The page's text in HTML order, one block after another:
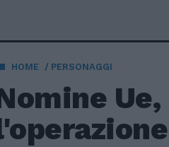
HOME PERSONAGGI